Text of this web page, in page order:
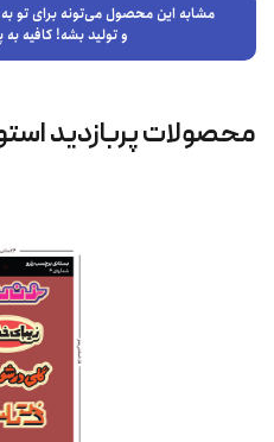
مشابه این محصول می‌تونه برای
و تولید بشه! کافیه به
محصولات پربازدید